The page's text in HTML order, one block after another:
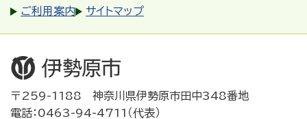
ご利用案内
サイトマップ
〒259-1188 神奈川県伊勢原市田中348番地
電話：0463-94-4711（代表）